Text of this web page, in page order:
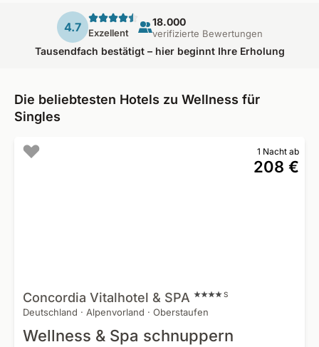
4.7 Exzellent
18.000
verifizierte Bewertungen
Tausendfach bestätigt – hier beginnt Ihre Erholung
Die beliebtesten Hotels zu Wellness für
Singles
1 Nacht ab
208 €
Concordia Vitalhotel & SPA S
Deutschland · Alpenvorland · Oberstaufen
Wellness & Spa schnuppern